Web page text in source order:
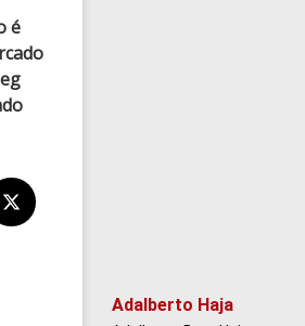
é
Adalberto Haja